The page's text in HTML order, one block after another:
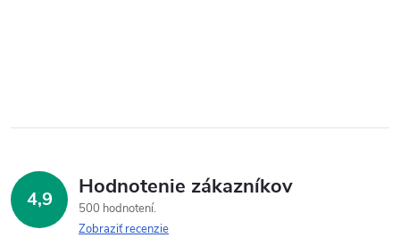
4,9 Hodnotenie zákazníkov
500 hodnotení
Zobraziť recenzie